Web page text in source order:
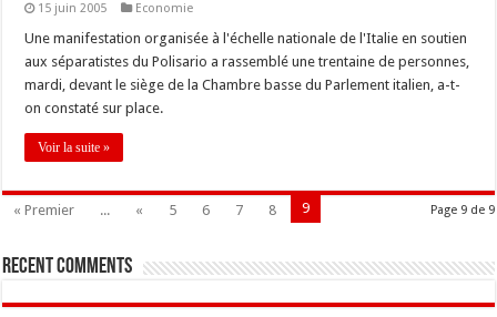
15 juin 2005 Economie
Une manifestation organisée à l'échelle nationale de l'Italie en soutien
aux séparatistes du Polisario a rassemblé une trentaine de personnes,
mardi, devant le siège de la Chambre basse du Parlement italien, a-t-
on constaté sur place.
Voir la suite »
Page 9 de 9
« Premier ... « 5 6 7 8 9
Recent Comments